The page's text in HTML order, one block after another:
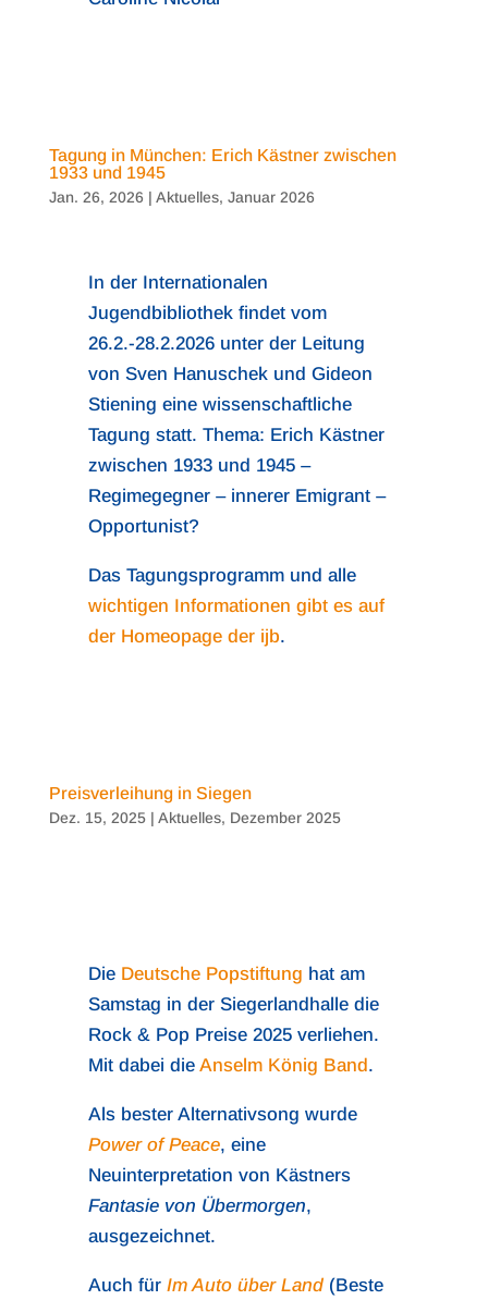
Tagung in München: Erich Kästner zwischen
1933 und 1945
Jan. 26, 2026 | Aktuelles, Januar 2026
In der Internationalen
Jugendbibliothek findet vom
26.2.-28.2.2026 unter der Leitung
von Sven Hanuschek und Gideon
Stiening eine wissenschaftliche
Tagung statt. Thema: Erich Kästner
zwischen 1933 und 1945 –
Regimegegner – innerer Emigrant –
Opportunist?
Das Tagungsprogramm und alle
wichtigen Informationen gibt es auf
der Homeopage der ijb.
Preisverleihung in Siegen
Dez. 15, 2025| Aktuelles, Dezember 2025
Die Deutsche Popstiftung hat am
Samstag in der Siegerlandhalle die
Rock & Pop Preise 2025 verliehen.
Mit dabei die Anselm König Band .
Als bester Alternativsong wurde
Power of Peace, eine
Neuinterpretation von Kästners
Fantasie von Übermorgen,
ausgezeichnet.
Auch für Im Auto über Land(Beste